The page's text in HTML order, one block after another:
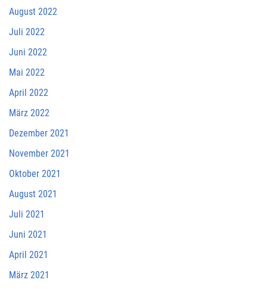
August 2022
Juli 2022
Juni 2022
Mai 2022
April 2022
März 2022
Dezember 2021
November 2021
Oktober 2021
August 2021
Juli 2021
Juni 2021
April 2021
März 2021